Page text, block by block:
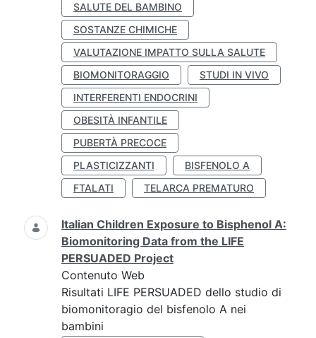
SALUTE DEL BAMBINO
SOSTANZE CHIMICHE
VALUTAZIONE IMPATTO SULLA SALUTE
BIOMONITORAGGIO
STUDI IN VIVO
INTERFERENTI ENDOCRINI
OBESITÀ INFANTILE
PUBERTÀ PRECOCE
PLASTICIZZANTI
BISFENOLO A
FTALATI
TELARCA PREMATURO
Italian Children Exposure to Bisphenol A:
Biomonitoring Data from the LIFE
PERSUADED Project
Contenuto Web
Risultati LIFE PERSUADED dello studio di
biomonitoragio del bisfenolo A nei
bambini